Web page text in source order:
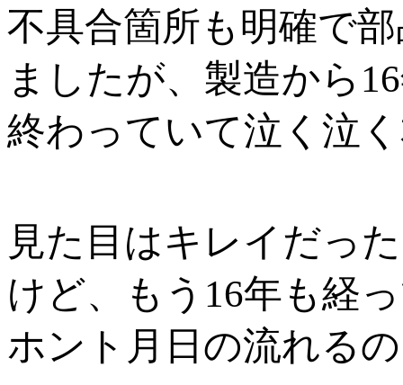
不具合箇所も明確で
ましたが、製造から
終わっていて泣く泣
見た目はキレイだっ
けど、もう16年も経
ホント月日の流れる